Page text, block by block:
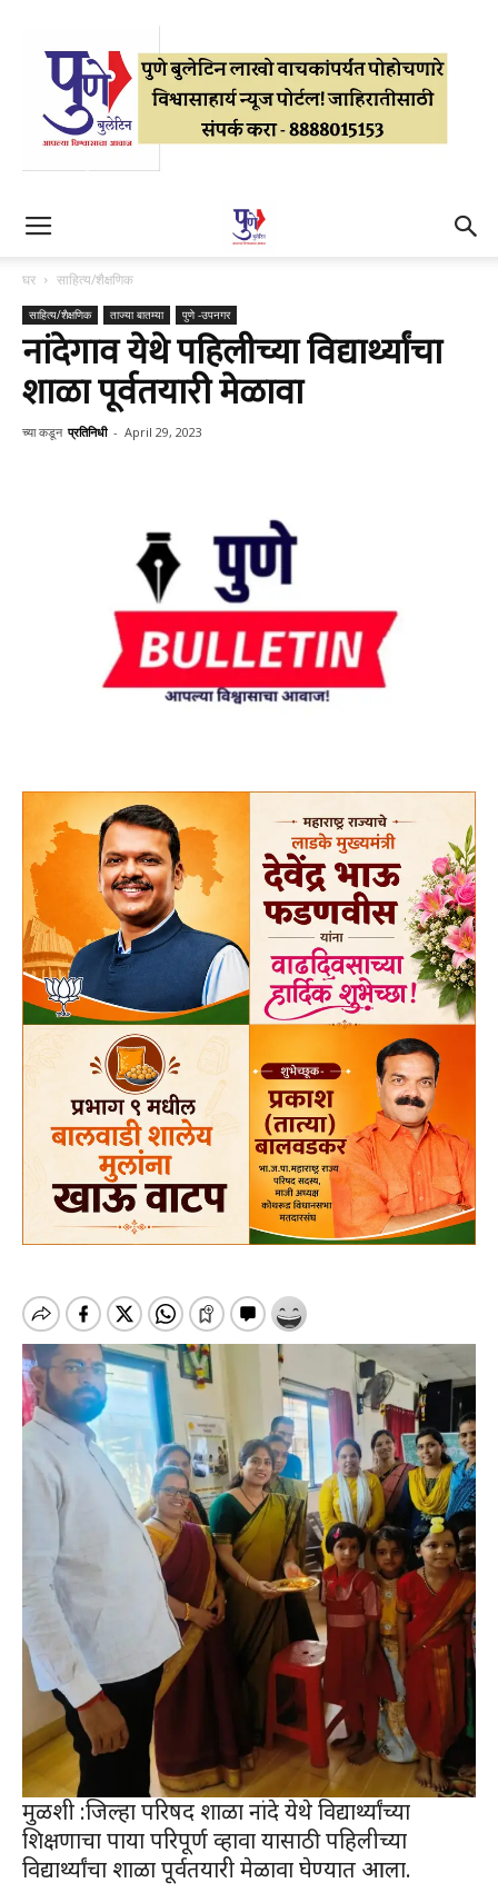
घर साहित्य/शैक्षणिक
साहित्य/शैक्षणिक ताज्या बातम्या पुणे -उपनगर
नांदेगाव येथे पहिलीच्या विद्यार्थ्यांचा
शाळा पूर्वतयारी मेळावा
च्या कडून प्रतिनिधी - April 29, 2023
मुळशी :जिल्हा परिषद शाळा नांदे येथे विद्यार्थ्यांच्या
शिक्षणाचा पाया परिपूर्ण व्हावा यासाठी पहिलीच्या
विद्यार्थ्यांचा शाळा पूर्वतयारी मेळावा घेण्यात आला.